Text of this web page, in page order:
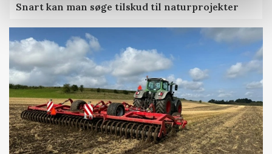
Snart kan man søge tilskud til naturprojekter